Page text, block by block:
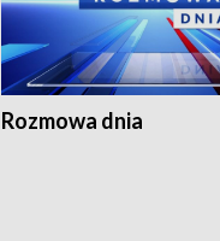
Rozmowa dnia